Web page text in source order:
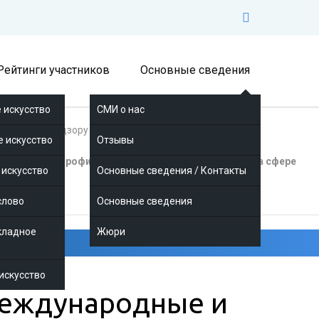
искусство
участников Основные сведения
СМИ о нас
Отзывы
Основные сведения / Контакты
Основные сведения
Жюри
по надзору в сфере связи,
профильных государственных органов в сфере
и